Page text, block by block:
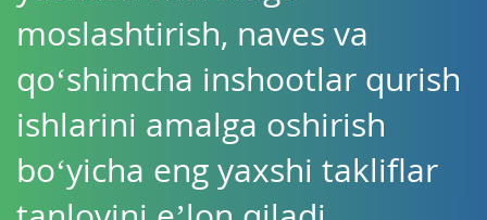
moslashtirish, naves va
qo‘shimcha inshootlar qurish
ishlarini amalga oshirish
bo‘yicha eng yaxshi takliflar